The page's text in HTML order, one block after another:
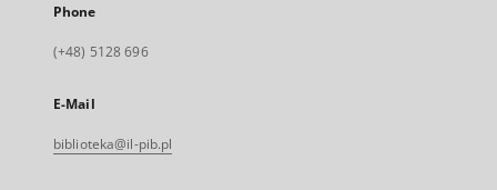
Phone
(+48) 5128 696
E-Mail
biblioteka@il-pib.pl